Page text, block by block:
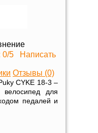
0/5
Написать
Отзывы (0)
CYKE 18-3 –
велосипед для
педалей и